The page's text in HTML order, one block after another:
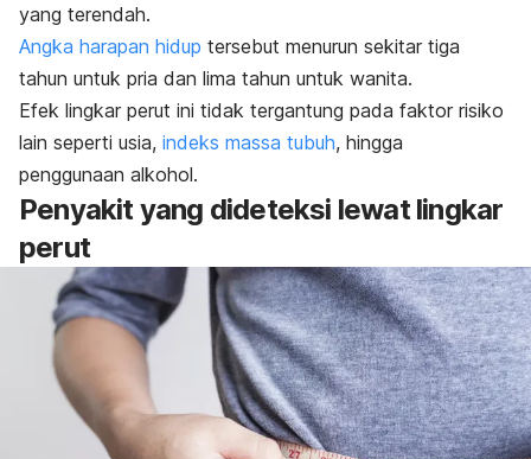
yang terendah.
Angka harapan hidup tersebut menurun sekitar tiga
tahun untuk pria dan lima tahun untuk wanita.
Efek lingkar perut ini tidak tergantung pada faktor risiko
lain seperti usia, indeks massa tubuh, hingga
penggunaan alkohol.
Penyakit yang dideteksi lewat lingkar
perut